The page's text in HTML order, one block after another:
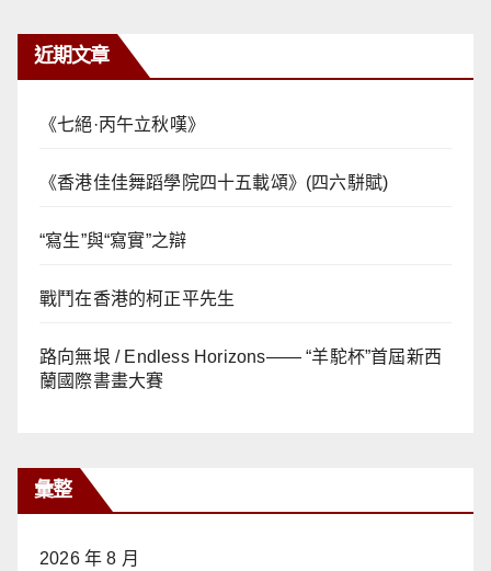
近期文章
《七絕·丙午立秋嘆》
《香港佳佳舞蹈學院四十五載頌》(四六駢賦)
“寫生”與“寫實”之辯
戰鬥在香港的柯正平先生
路向無垠 / Endless Horizons—— “羊駝杯”首屆新西
蘭國際書畫大賽
彙整
2026 年 8 月